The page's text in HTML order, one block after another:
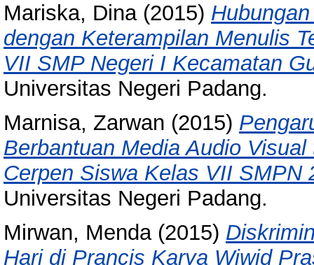
Mariska, Dina(2015)
dengan Keterampilan Menulis
VII SMP Negeri I Kecamatan
Universitas Negeri Padang.
Marnisa, Zarwan (2015)
Berbantuan Media Audio
Cerpen Siswa Kelas VII SMPN
Universitas Negeri Padang.
Mirwan, Menda(2015)
Hari di Prancis Karya Wiwid